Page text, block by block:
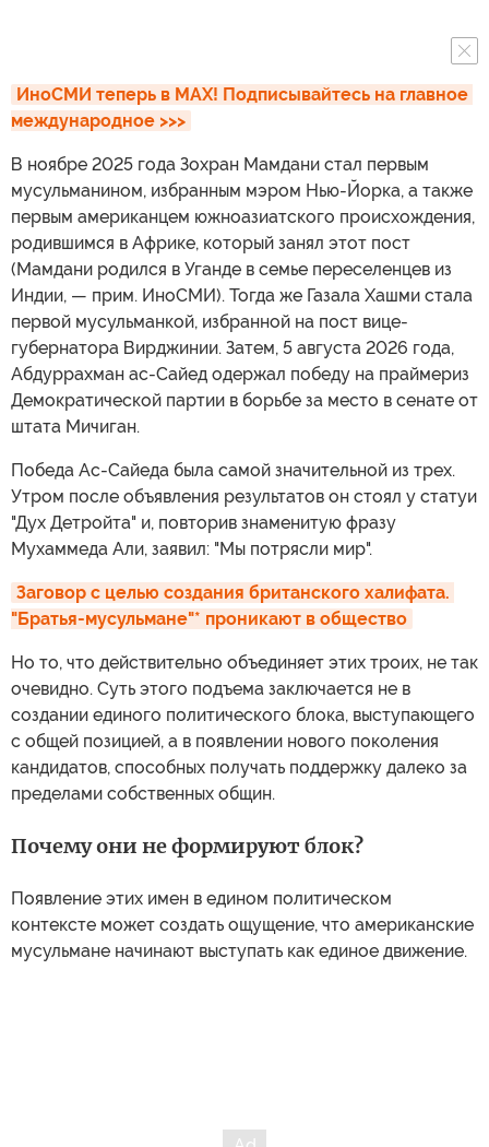
ИноСМИ теперь в MAX! Подписывайтесь на главное
международное >>>
В ноябре 2025 года Зохран Мамдани стал первым
мусульманином, избранным мэром Нью-Йорка, а также
первым американцем южноазиатского происхождения,
родившимся в Африке, который занял этот пост
(Мамдани родился в Уганде в семье переселенцев из
Индии, — прим. ИноСМИ). Тогда же Газала Хашми стала
первой мусульманкой, избранной на пост вице-
губернатора Вирджинии. Затем, 5 августа 2026 года,
Абдуррахман ас-Сайед одержал победу на праймериз
Демократической партии в борьбе за место в сенате от
штата Мичиган.
Победа Ас-Сайеда была самой значительной из трех.
Утром после объявления результатов он стоял у статуи
"Дух Детройта" и, повторив знаменитую фразу
Мухаммеда Али, заявил: "Мы потрясли мир".
Заговор с целью создания британского халифата.
"Братья-мусульмане"* проникают в общество
Но то, что действительно объединяет этих троих, не так
очевидно. Суть этого подъема заключается не в
создании единого политического блока, выступающего
с общей позицией, а в появлении нового поколения
кандидатов, способных получать поддержку далеко за
пределами собственных общин.
Почему они не формируют блок?
Появление этих имен в едином политическом
контексте может создать ощущение, что американские
мусульмане начинают выступать как единое движение.